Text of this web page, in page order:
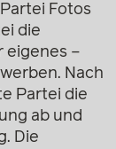
Fotos
die
eigenes –
Nach
Partei die
ab und
Die